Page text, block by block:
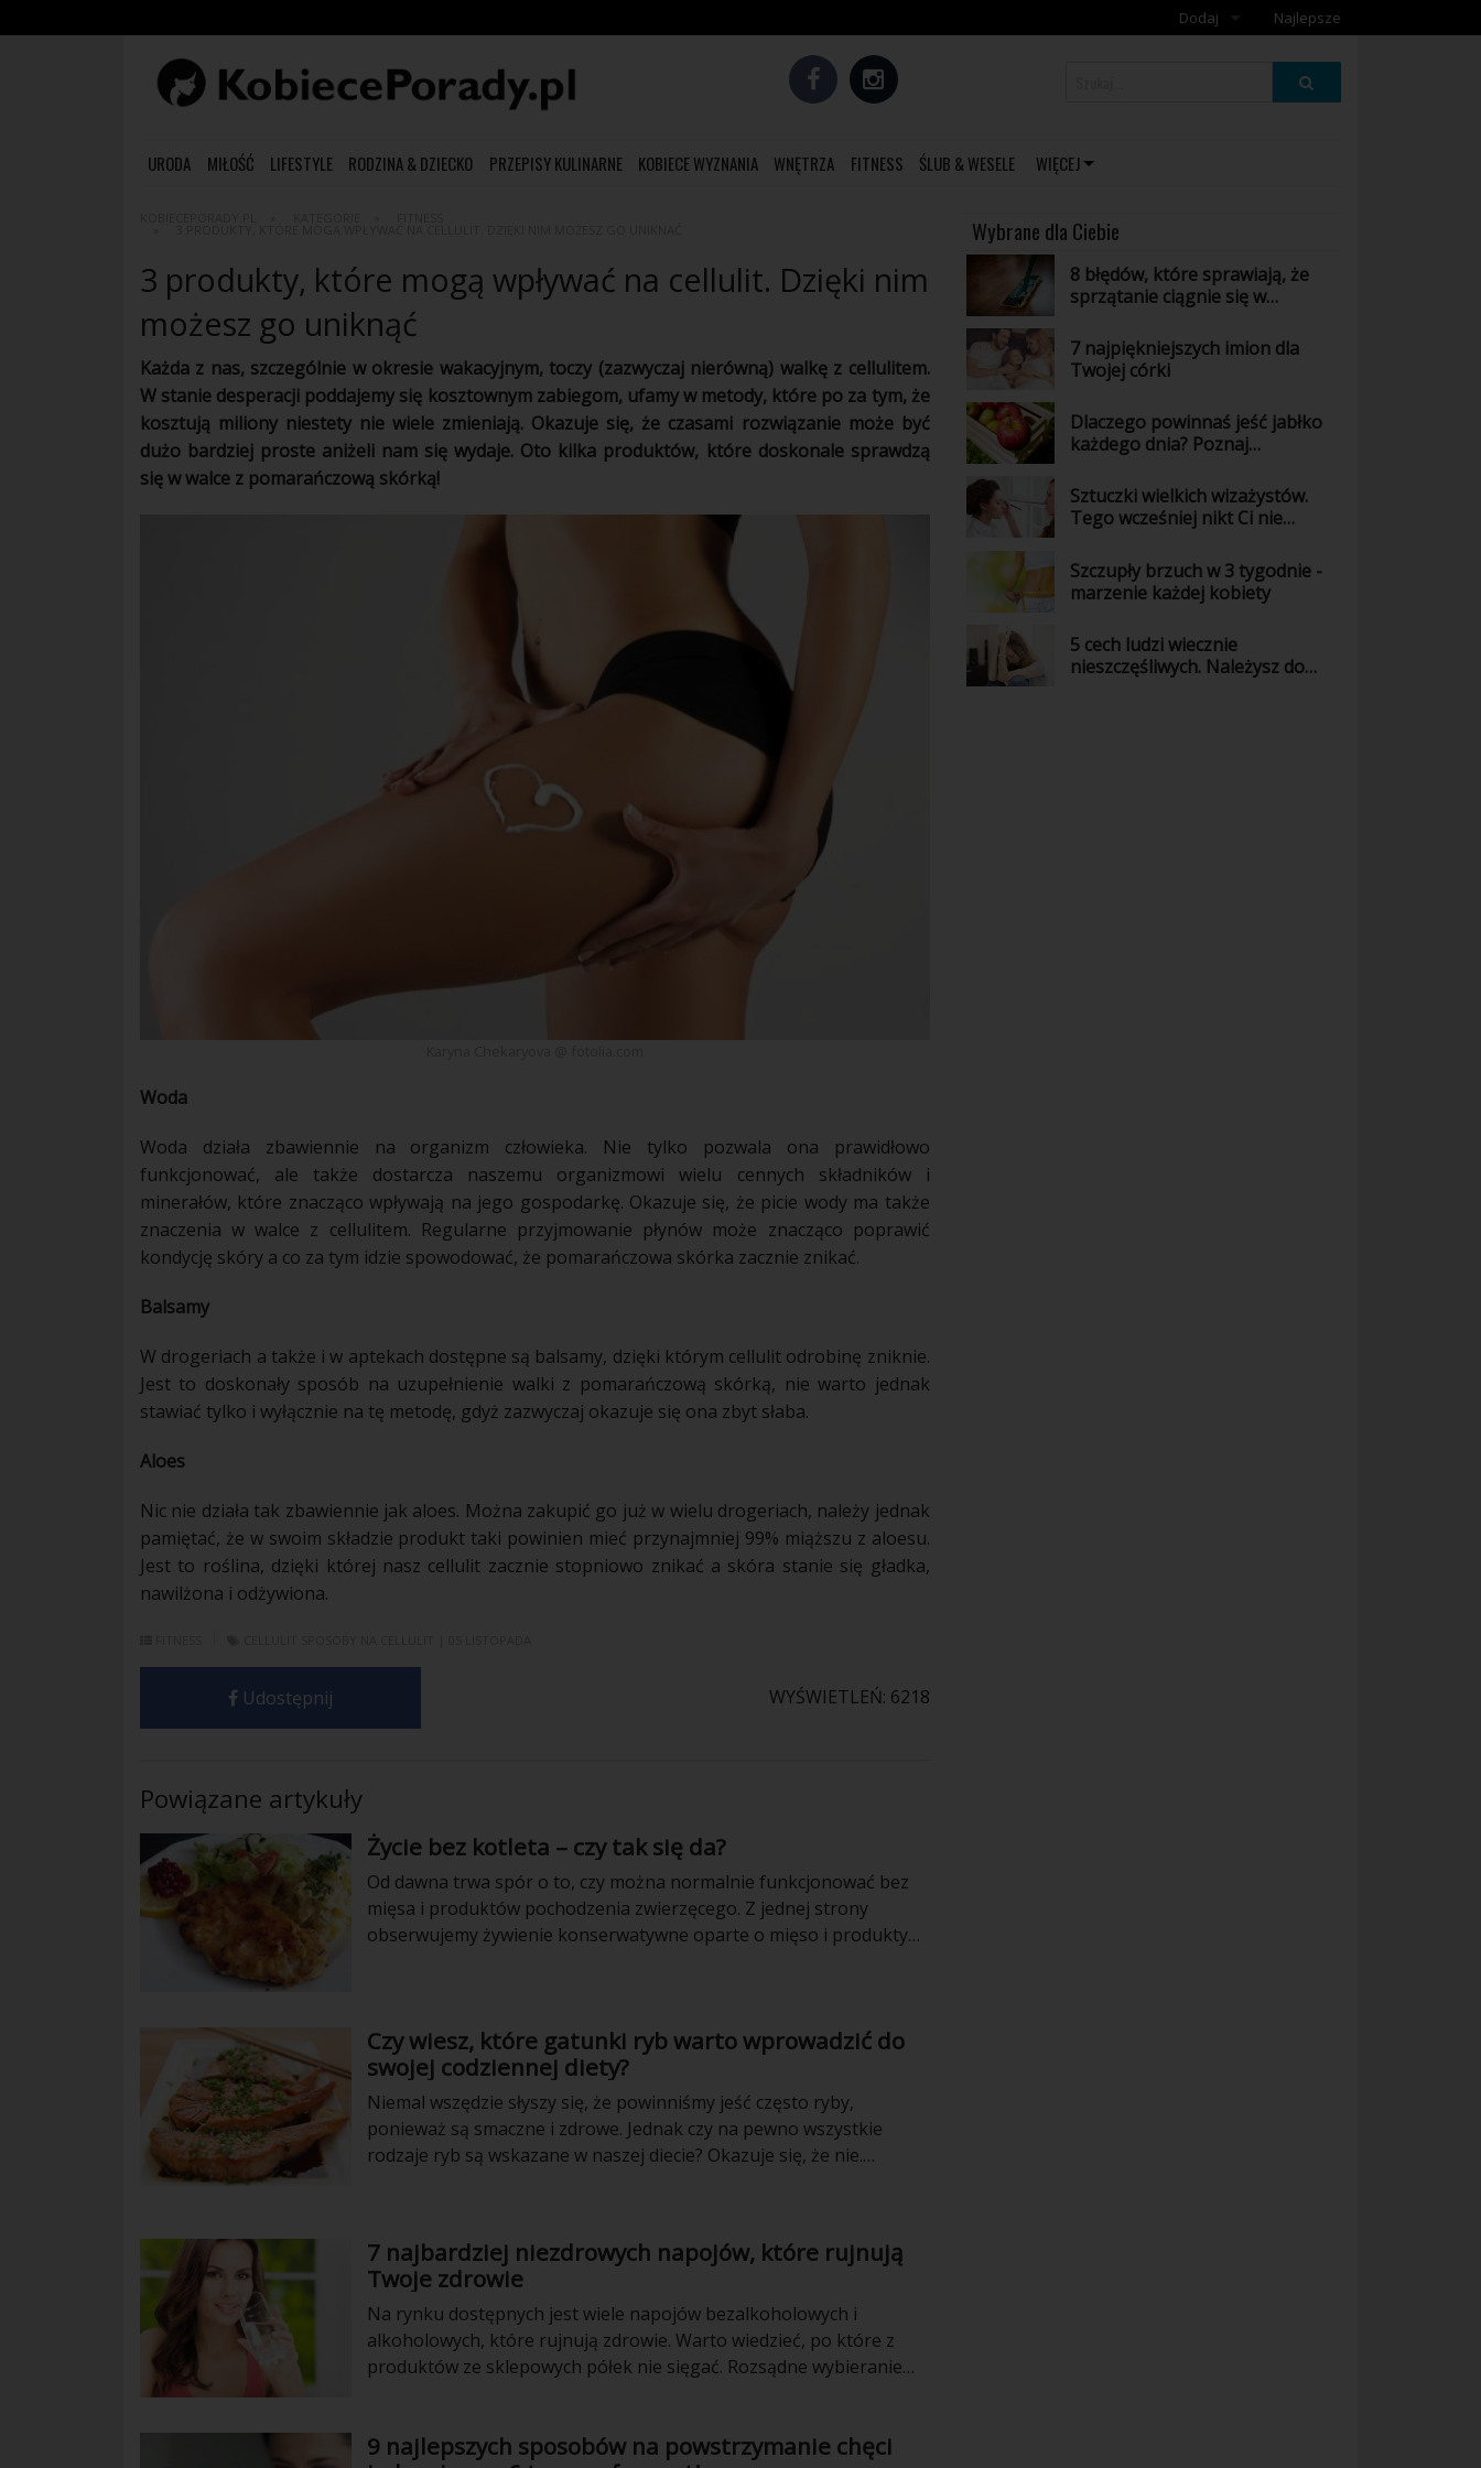
Dodaj
Najlepsze
URODA MIŁOŚĆ LIFESTYLE RODZINA & DZIECKO PRZEPISY KULINARNE KOBIECE WYZNANIA WNĘTRZA FITNESS ŚLUB & WESELE WIĘCEJ
3 produkty, które mogą wpływać na cellulit. Dzięki nim
możesz go uniknąć
Każda z nas, szczególnie w okresie wakacyjnym, toczy (zazwyczaj nierówną) walkę z cellulitem.
W stanie desperacji poddajemy się kosztownym zabiegom, ufamy w metody, które po za tym, że
kosztują miliony niestety nie wiele zmieniają. Okazuje się, że czasami rozwiązanie może być
dużo bardziej proste aniżeli nam się wydaje. Oto kilka produktów, które doskonale sprawdzą
się w walce z pomarańczową skórką!
Woda
Woda działa zbawiennie na organizm człowieka. Nie tylko pozwala ona prawidłowo
funkcjonować, ale także dostarcza naszemu organizmowi wielu cennych składników i
minerałów, które znacząco wpływają na jego gospodarkę. Okazuje się, że picie wody ma także
znaczenia w walce z cellulitem. Regularne przyjmowanie płynów może znacząco poprawić
kondycję skóry a co za tym idzie spowodować, że pomarańczowa skórka zacznie znikać.
Balsamy
W drogeriach a także i w aptekach dostępne są balsamy, dzięki którym cellulit odrobinę zniknie.
Jest to doskonały sposób na uzupełnienie walki z pomarańczową skórką, nie warto jednak
stawiać tylko i wyłącznie na tę metodę, gdyż zazwyczaj okazuje się ona zbyt słaba.
Aloes
Nic nie działa tak zbawiennie jak aloes. Można zakupić go już w wielu drogeriach, należy jednak
pamiętać, że w swoim składzie produkt taki powinien mieć przynajmniej 99% miąższu z aloesu.
Jest to roślina, dzięki której nasz cellulit zacznie stopniowo znikać a skóra stanie się gładka,
nawilżona i odżywiona.
Udostępnij WYŚWIETLEŃ: 6218
Powiązane artykuły
Życie bez kotleta – czy tak się da?
Od dawna trwa spór o to, czy można normalnie funkcjonować bez
mięsa i produktów pochodzenia zwierzęcego. Z jednej strony
obserwujemy żywienie konserwatywne oparte o mięso i produkty
zbędne zupełnie emocje i skupić się jedynie na faktach.
Czy wiesz, które gatunki ryb warto wprowadzić do
swojej codziennej diety?
Niemal wszędzie słyszy się, że powinniśmy jeść często ryby,
ponieważ są smaczne i zdrowe. Jednak czy na pewno wszystkie
rodzaje ryb są wskazane w naszej diecie? Okazuje się, że nie.
ryby, aby wybrać te najzdrowsze.
7 najbardziej niezdrowych napojów, które rujnują
Twoje zdrowie
Na rynku dostępnych jest wiele napojów bezalkoholowych i
alkoholowych, które rujnują zdrowie. Warto wiedzieć, po które z
produktów ze sklepowych półek nie sięgać. Rozsądne wybieranie
napojów unikać?
9 najlepszych sposobów na powstrzymanie chęci
Wybrane dla Ciebie
8 błędów, które sprawiają, że
sprzątanie ciągnie się w
7 najpiękniejszych imion dla
Twojej córki
Dlaczego powinnaś jeść jabłko
każdego dnia? Poznaj
owocu
Sztuczki wielkich wizażystów.
Tego wcześniej nikt Ci nie
Szczupły brzuch w 3 tygodnie -
marzenie każdej kobiety
5 cech ludzi wiecznie
nieszczęśliwych. Należysz do